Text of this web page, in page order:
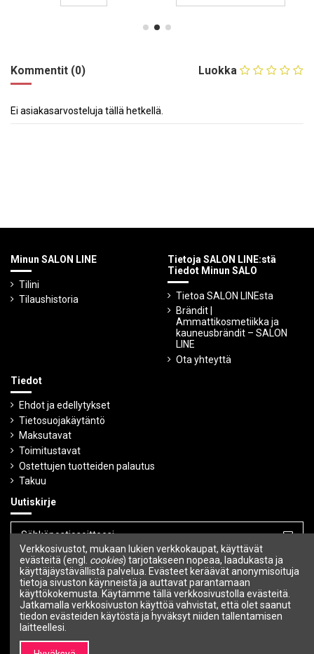
Luokka
Kommentit (0)
Ei asiakasarvosteluja tällä hetkellä.
Minun SALON LINE
Tilini
Tilaushistoria
Tietoja SALON LINE:stä
Tiedot Minun SALO
Tietoa SALON LINEsta
Brändit |
Ammattikosmetiikka ja
kauneusbrändit – SALON
LINE
Ota yhteyttä
Tiedot
Ehdot ja edellytykset
Tietosuojakäytäntö
Maksutavat
Toimitustavat
Ostettujen tuotteiden palautus
Takuu
Uutiskirje
Voit peruuttaa tilauksen milloin tahansa.
Seuraa meitä
Verkkosivustot, mukaan lukien verkkokaupat, käyttävät
evästeitä (engl. cookies) tarjotakseen nopeaa, laadukasta ja
käyttäjäystävällistä palvelua. Evästeet keräävät anonymisoituja
tietoja sivuston käynneistä ja auttavat parantamaan
käyttökokemusta. Käytämme tällä verkkosivustolla evästeitä.
Jatkamalla verkkosivuston käyttöä vahvistat, että olet saanut
tiedon evästeiden käytöstä ja hyväksyt niiden tallentamisen
laitteellesi.